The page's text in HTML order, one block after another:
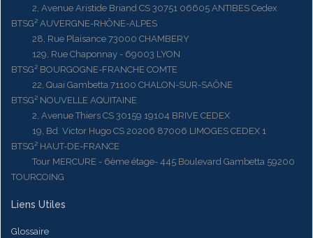
2, Avenue Aristide Briand CS 30751 06605 ANTIBES Cedex
BTSG² AUVERGNE-RHÔNE-ALPES
28, Rue Plaisance 73000 CHAMBERY
129, Rue Chaponnay - 69003 LYON
BTSG² BOURGOGNE-FRANCHE COMTE
22, Quai Gambetta 71100 CHALON-SUR-SAÔNE
BTSG² NOUVELLE AQUITAINE
2, Avenue Thiers CS 30159 19104 BRIVE CEDEX
19, Bd. Victor Hugo CS 20206 87006 LIMOGES CEDEX 1
BTSG² HAUT-DE-FRANCE
Tour MERCURE - 6ème étage- 445 Boulevard Gambetta 59200
TOURCOING
Liens Utiles
Glossaire